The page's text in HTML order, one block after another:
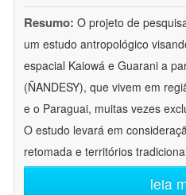
Resumo: O projeto de
um estudo antropológico
espacial Kaiowá e Guarani a
(ÑANDESY), que vivem em
e o Paraguai, muitas vezes
O estudo levará em
retomada e territórios
leia